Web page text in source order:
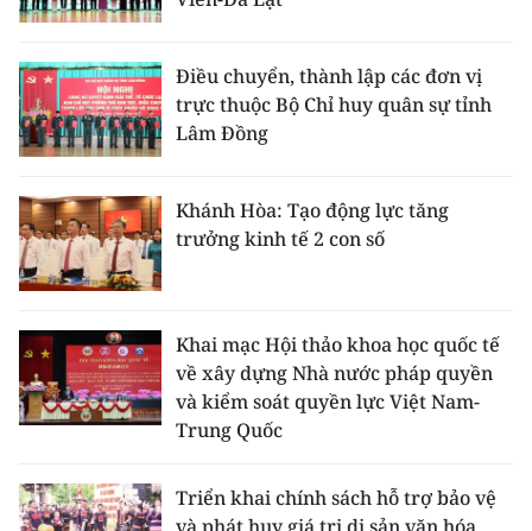
Điều chuyển, thành lập các đơn vị
trực thuộc Bộ Chỉ huy quân sự tỉnh
Lâm Đồng
Khánh Hòa: Tạo động lực tăng
trưởng kinh tế 2 con số
Khai mạc Hội thảo khoa học quốc tế
về xây dựng Nhà nước pháp quyền
và kiểm soát quyền lực Việt Nam-
Trung Quốc
Triển khai chính sách hỗ trợ bảo vệ